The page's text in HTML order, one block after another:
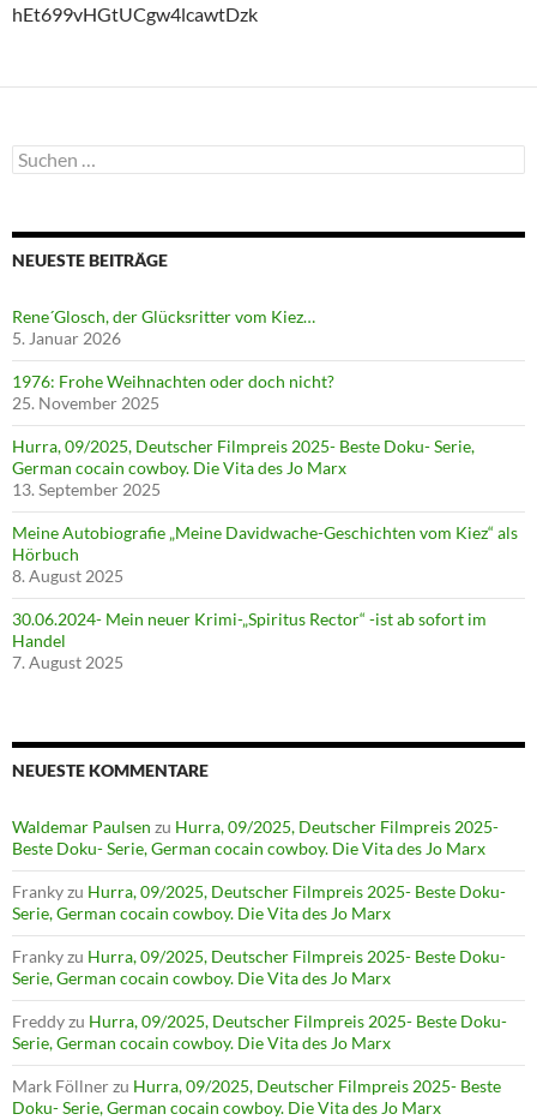
hEt699vHGtUCgw4lcawtDzk
Suchen
nach:
NEUESTE BEITRÄGE
Rene´Glosch, der Glücksritter vom Kiez…
5. Januar 2026
1976: Frohe Weihnachten oder doch nicht?
25. November 2025
Hurra, 09/2025, Deutscher Filmpreis 2025- Beste Doku- Serie,
German cocain cowboy. Die Vita des Jo Marx
13. September 2025
Meine Autobiografie „Meine Davidwache-Geschichten vom Kiez“ als
Hörbuch
8. August 2025
30.06.2024- Mein neuer Krimi-„Spiritus Rector“ -ist ab sofort im
Handel
7. August 2025
NEUESTE KOMMENTARE
Waldemar Paulsen zu Hurra, 09/2025, Deutscher Filmpreis 2025-
Beste Doku- Serie, German cocain cowboy. Die Vita des Jo Marx
Frankyzu Hurra, 09/2025, Deutscher Filmpreis 2025- Beste Doku-
Serie, German cocain cowboy. Die Vita des Jo Marx
Frankyzu Hurra, 09/2025, Deutscher Filmpreis 2025- Beste Doku-
Serie, German cocain cowboy. Die Vita des Jo Marx
Freddyzu Hurra, 09/2025, Deutscher Filmpreis 2025- Beste Doku-
Serie, German cocain cowboy. Die Vita des Jo Marx
Mark Föllnerzu Hurra, 09/2025, Deutscher Filmpreis 2025- Beste
Doku- Serie, German cocain cowboy. Die Vita des Jo Marx